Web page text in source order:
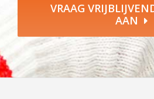
VRAAG
AAN